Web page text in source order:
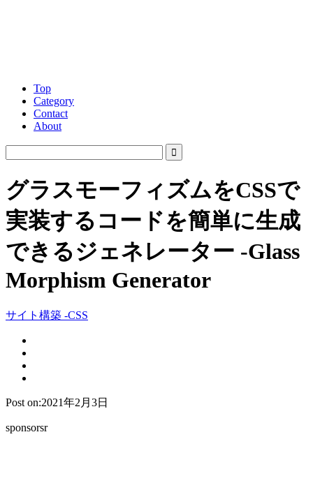
Top
Category
Contact
About
グラスモーフィズムをCSSで
実装するコードを簡単に生成
できるジェネレーター -Glass
Morphism Generator
サイト構築 -CSS
Post on:2021年2月3日
sponsorsr